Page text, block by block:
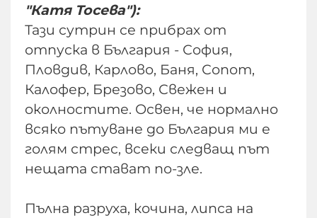
"Катя Тосева"):
Тази сутрин се прибрах от
отпуска в България - София,
Пловдив, Карлово, Баня, Сопот,
Калофер, Брезово, Свежен и
околностите. Освен, че нормално
всяко пътуване до България ми е
голям стрес, всеки следващ път
нещата стават по-зле.
Пълна разруха, кочина, липса на